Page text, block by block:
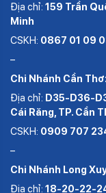
Địa chỉ: 159 Trần
Minh
CSKH: 0867 01 09
–
Chi Nhánh Cần Thơ:
Địa chỉ: D35-D36-
Cái Răng, TP. Cần
CSKH: 0909 707
–
Chi Nhánh Long
Địa chỉ: 18-20-22-